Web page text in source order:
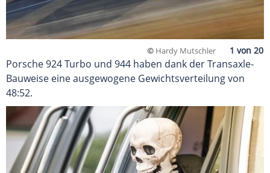
© Hardy Mutschler
Porsche 924 Turbo und 944 haben dank der Transaxle-
Bauweise eine ausgewogene Gewichtsverteilung von
48:52.